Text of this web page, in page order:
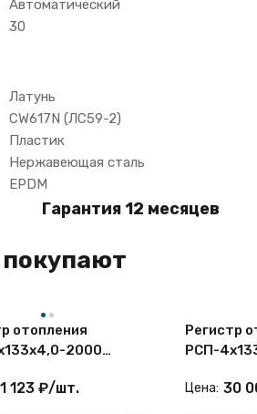
Автоматический
30
Латунь
CW617N (ЛС59-2)
Пластик
Нержавеющая сталь
EPDM
Гарантия 12 месяцев
отопления
2000
с
123 ₽/шт.
Регистр
РСП-
Цена: 30